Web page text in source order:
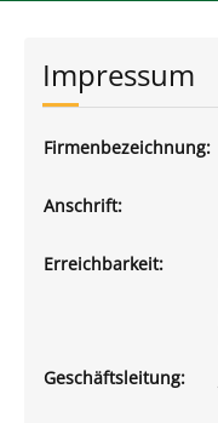
Impressum
Firmenbezeichnung:
Anschrift:
Erreichbarkeit:
Geschäftsleitung: